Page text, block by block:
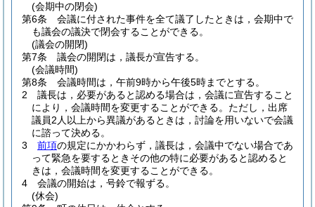
(会期中の閉会)
第6条
会議に付された事件を全て議了したときは，会期中で
も議会の議決で閉会することができる。
(議会の開閉)
第7条
議会の開閉は，議長が宣告する。
(会議時間)
第8条
会議時間は，午前9時から午後5時までとする。
2
議長は，必要があると認める場合は，会議に宣告すること
により，会議時間を変更することができる。 ただし，出席
議員2人以上から異議があるときは，討論を用いないで会議
に諮って決める。
3
前項の規定にかかわらず，議長は，会議中でない場合であ
って緊急を要するときその他の特に必要があると認めると
きは，会議時間を変更することができる。
4
会議の開始は，号鈴で報ずる。
(休会)